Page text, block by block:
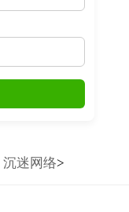
沉迷网络>